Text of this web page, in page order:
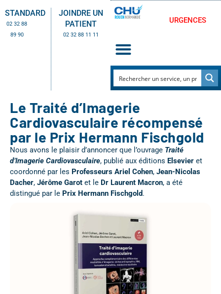
STANDARD
02 32 88
89 90
JOINDRE UN
PATIENT
02 32 88 11 11
URGENCES
Le Traité d’Imagerie
Cardiovasculaire récompensé
par le Prix Hermann Fischgold
Nous avons le plaisir d’annoncer que l’ouvrage Traité
d’Imagerie Cardiovasculaire, publié aux éditions Elsevier et
coordonné par les Professeurs Ariel Cohen, Jean-Nicolas
Dacher, Jérôme Garot et le Dr Laurent Macron, a été
distingué par le Prix Hermann Fischgold.